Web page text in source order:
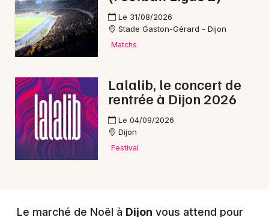
Le 31/08/2026
Stade Gaston-Gérard - Dijon
Matchs
Lalalib, le concert de
rentrée à Dijon 2026
Le 04/09/2026
Dijon
Festival
Le marché de Noël à Dijon vous attend pour